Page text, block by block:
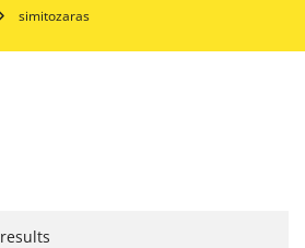
simitozaras
results